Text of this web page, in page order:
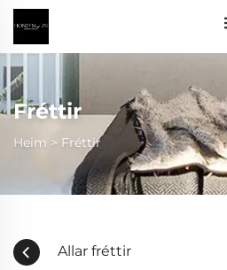
Fréttir
Heim > Fréttir
Allar fréttir